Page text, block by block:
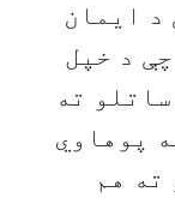
د ایمان
د خپل
ته
پوهاوي
ته هم